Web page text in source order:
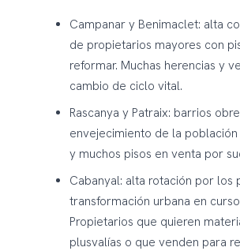
Campanar y Benimaclet: alta
de propietarios mayores con
reformar. Muchas herencias y
cambio de ciclo vital.
Rascanya y Patraix: barrios
envejecimiento de la
y muchos pisos en venta por
Cabanyal: alta rotación por los
transformación urbana en
Propietarios que quieren
plusvalías o que venden para